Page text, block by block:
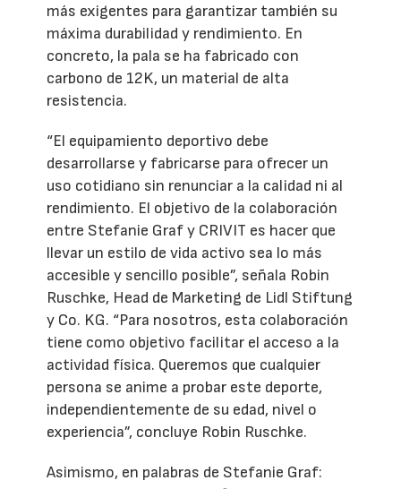
más exigentes para garantizar también su
máxima durabilidad y rendimiento. En
concreto, la pala se ha fabricado con
carbono de 12K, un material de alta
resistencia.
“El equipamiento deportivo debe
desarrollarse y fabricarse para ofrecer un
uso cotidiano sin renunciar a la calidad ni al
rendimiento. El objetivo de la colaboración
entre Stefanie Graf y CRIVIT es hacer que
llevar un estilo de vida activo sea lo más
accesible y sencillo posible”, señala Robin
Ruschke, Head de Marketing de Lidl Stiftung
y Co. KG. “Para nosotros, esta colaboración
tiene como objetivo facilitar el acceso a la
actividad física. Queremos que cualquier
persona se anime a probar este deporte,
independientemente de su edad, nivel o
experiencia”, concluye Robin Ruschke.
Asimismo, en palabras de Stefanie Graf: